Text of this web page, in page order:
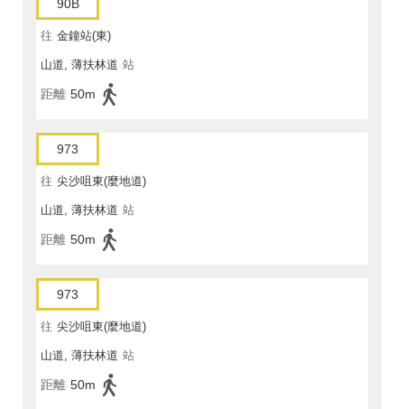
90B
往 金鐘站(東)
山道, 薄扶林道 站
距離 50m
973
往 尖沙咀東(麼地道)
山道, 薄扶林道 站
距離 50m
973
往 尖沙咀東(麼地道)
山道, 薄扶林道 站
距離 50m